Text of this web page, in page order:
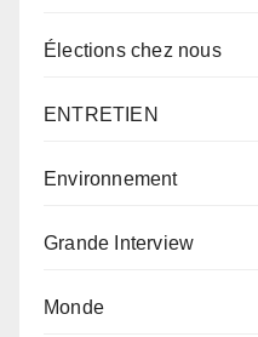
Élections chez nous
ENTRETIEN
Environnement
Grande Interview
Monde